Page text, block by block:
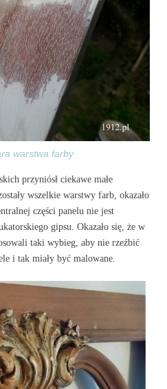
warstwa farby
przyniósł ciekawe małe
wszelkie warstwy farb, okazało
części panelu nie jest
gipsu. Okazało się, że w
taki wybieg, aby nie rzeźbić
i tak miały być malowane.